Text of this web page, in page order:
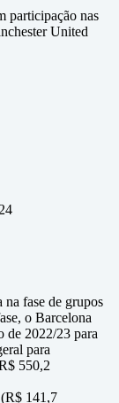
participação nas
United
fase de grupos
o Barcelona
de 2022/23 para
para
550,2
141,7